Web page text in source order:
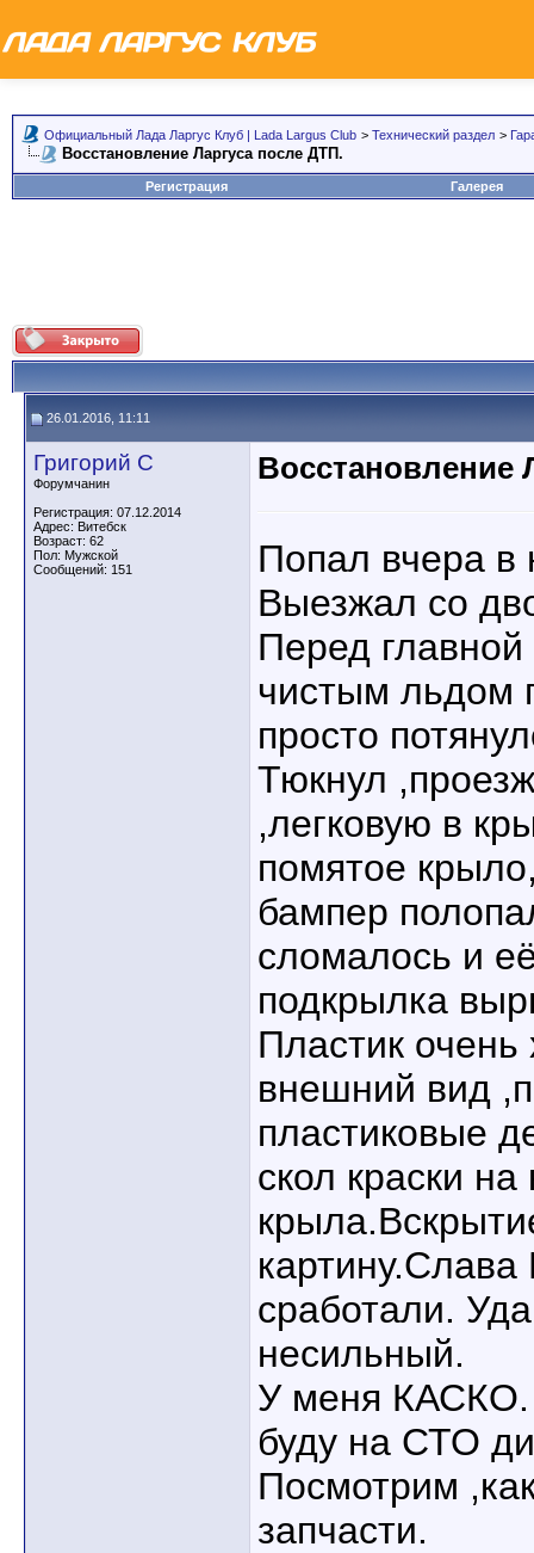
Официальный Лада Ларгус Клуб | Lada Largus Club > Технический раздел >
Восстановление Ларгуса после ДТП.
Регистрация Галерея
26.01.2016, 11:11
Григорий С
Форумчанин
Регистрация: 07.12.2014
Адрес: Витебск
Возраст: 62
Пол: Мужской
Сообщений: 151
Восстановление
Попал вчера
Выезжал со
Перед главной
чистым льдом
просто
Тюкнул
,легковую в
помятое
бампер
сломалось и
подкрылка
Пластик
внешний вид
пластиковые
скол краски на
картину.Слава
сработали.
несильный.
У меня КАСКО.
буду на СТО
Посмотрим
запчасти.